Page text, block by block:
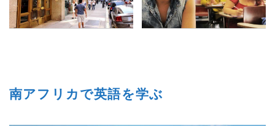
南アフリカで英語を学ぶ